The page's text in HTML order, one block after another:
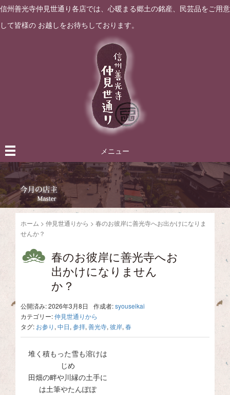
信州善光寺仲見世通り各店では、心暖まる郷土の銘産、民芸品をご用意
して皆様の お越しをお待ちしております。
メニュー
ホーム > 仲見世通りから > 春のお彼岸に善光寺へお出かけになりま
せんか？
春のお彼岸に善光寺へお
出かけになりません
か？
公開済み: 2026年3月8日 作成者:syouseikai
カテゴリー:仲見世通りから
タグ: お参り , 中日, 参拝, 善光寺, 彼岸, 春
堆く積もった雪も溶けは
じめ
田畑の畔や川縁の土手に
は土筆やたんぽぽ